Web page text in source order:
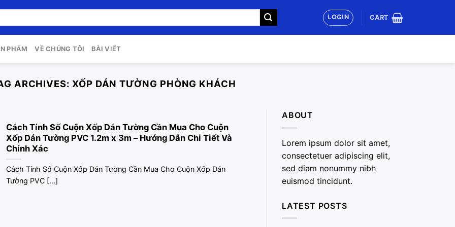
LOGIN CART
PHẨM VỀ CHÚNG TÔI BÀI VIẾT
ARCHIVES: XỐP DÁN TƯỜNG PHÒNG KHÁCH
Cách Tính Số Cuộn Xốp Dán Tường Cần Mua Cho Cuộn
Xốp Dán Tường PVC 1.2m x 3m – Hướng Dẫn Chi Tiết Và
Chính Xác
Cách Tính Số Cuộn Xốp Dán Tường Cần Mua Cho Cuộn Xốp Dán
Tường PVC [...]
ABOUT
Lorem ipsum dolor sit amet,
consectetuer adipiscing elit,
sed diam nonummy nibh
euismod tincidunt.
LATEST POSTS